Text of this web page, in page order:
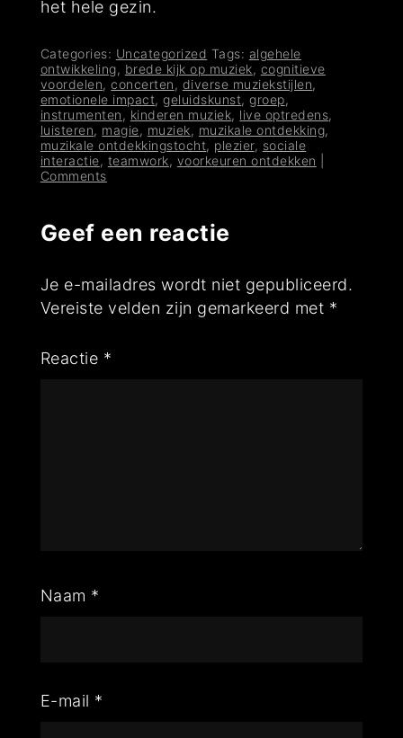
het hele gezin.
Categories: Uncategorized Tags: algehele
ontwikkeling, brede kijk op muziek, cognitieve
voordelen,concerten , diverse muziekstijlen,
emotionele impact,geluidskunst,groep,
instrumenten , kinderen muziek, live optredens,
luisteren, magie, muziek, muzikale ontdekking,
muzikale ontdekkingstocht, plezier, sociale
interactie, teamwork, voorkeuren ontdekken
Comments
Geef een reactie
Je e-mailadres wordt niet gepubliceerd.
Vereiste velden zijn gemarkeerd met *
Reactie *
Naam *
E-mail *